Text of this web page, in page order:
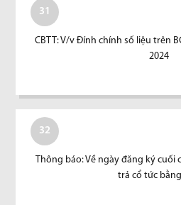
31
CBTT: V/v Đính chính số liệu trên
2024
32
Thông báo: Về ngày đăng ký cuối
trả cổ tức